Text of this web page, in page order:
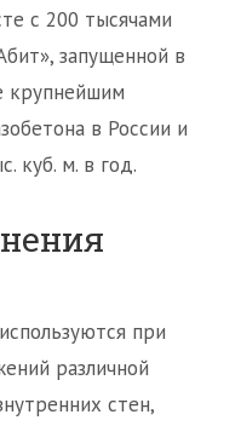
с 200 тысячами
запущенной в
крупнейшим
в России и
куб. м. в год.
при
различной
стен,